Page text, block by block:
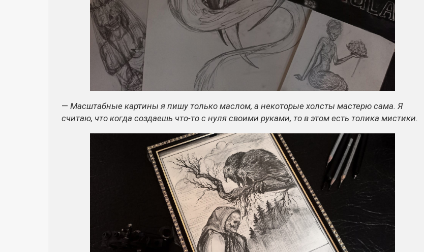
— Масштабные картины я пишу только маслом, а некоторые холсты мастерю сама. Я
считаю, что когда создаешь что-то с нуля своими руками, то в этом есть толика мистики.